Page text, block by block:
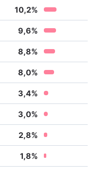
10,2%
9,6%
8,8%
8,0%
3,4%
3,0%
2,8%
1,8%